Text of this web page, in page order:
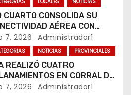
CUARTO CONSOLIDA SU
AÉREA CON
VUELOS SEMANALES A
AIRES
7, 2026 Administrador1
NOTICIAS PROVINCIALES
REALIZÓ CUATRO
EN CORRAL DE
IFFLINGER
7, 2026 Administrador1